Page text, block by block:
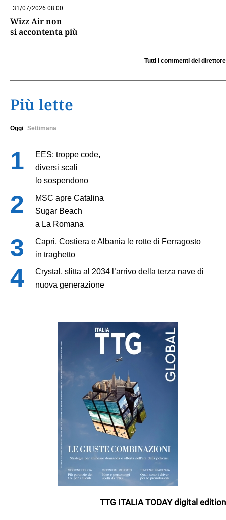
31/07/2026 08:00
Wizz Air non
si accontenta più
Tutti i commenti del direttore
Più lette
Oggi Settimana
EES: troppe code,
diversi scali
lo sospendono
MSC apre Catalina
Sugar Beach
a La Romana
Capri, Costiera e Albania le rotte di Ferragosto
in traghetto
Crystal, slitta al 2034 l’arrivo della terza nave di
nuova generazione
TTG ITALIA TODAY digital edition